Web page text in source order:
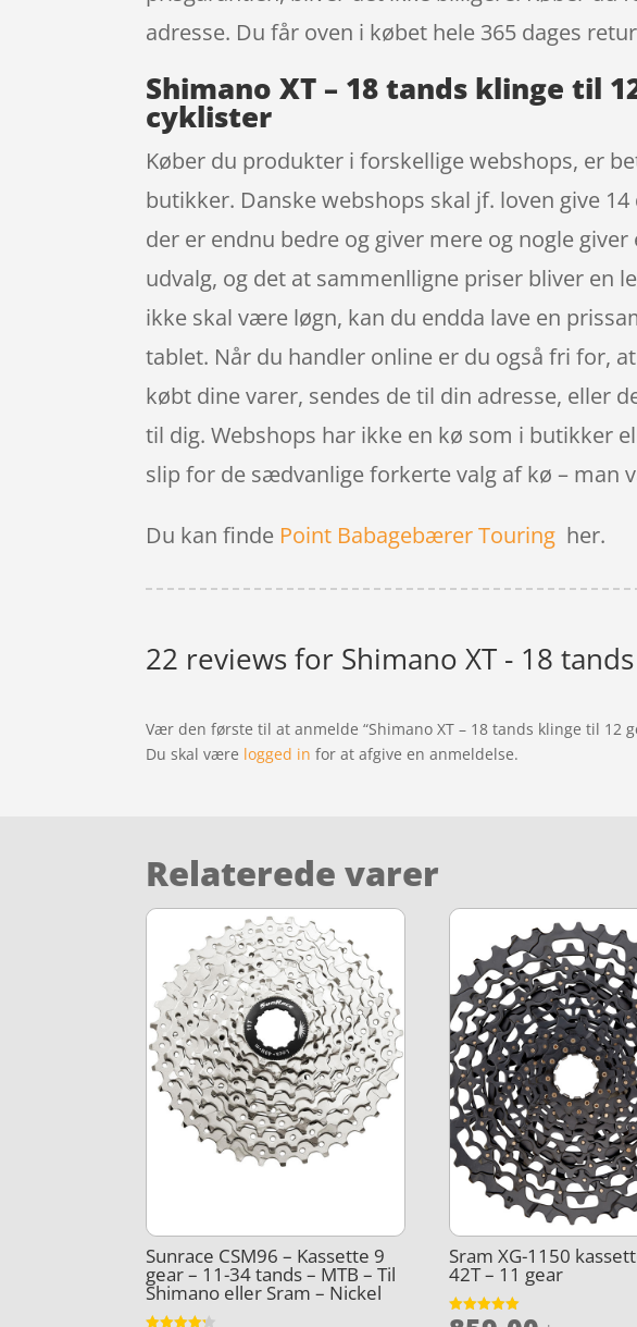
adresse. Du får oven i købet hele 365 dages
Shimano XT – 18 tands klinge til
cyklister
Køber du produkter i forskellige webshops, er
butikker. Danske webshops skal jf. loven give
der er endnu bedre og giver mere og nogle
udvalg, og det at sammenlligne priser bliver en
ikke skal være løgn, kan du endda lave en
tablet. Når du handler online er du også fri for,
købt dine varer, sendes de til din adresse, eller
til dig. Webshops har ikke en kø som i butikker
slip for de sædvanlige forkerte valg af kø – man
Du kan finde Point Babagebærer Touring her.
22 reviews for Shimano XT - 18
Vær den første til at anmelde “Shimano XT – 18 tands klinge til 12
Du skal være logged in for at afgive en anmeldelse.
Relaterede varer
Sunrace CSM96 – Kassette 9
gear – 11-34 tands – MTB – Til
Shimano eller Sram – Nickel
Sram XG-1150
42T – 11 gear
Vurderet